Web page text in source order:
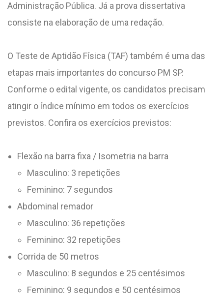
Administração Pública. Já a prova dissertativa
consiste na elaboração de uma redação.
O Teste de Aptidão Física (TAF) também é uma das
etapas mais importantes do concurso PM SP.
Conforme o edital vigente, os candidatos precisam
atingir o índice mínimo em todos os exercícios
previstos. Confira os exercícios previstos:
Flexão na barra fixa / Isometria na barra
Masculino: 3 repetições
Feminino: 7 segundos
Abdominal remador
Masculino: 36 repetições
Feminino: 32 repetições
Corrida de 50 metros
Masculino: 8 segundos e 25 centésimos
Feminino: 9 segundos e 50 centésimos